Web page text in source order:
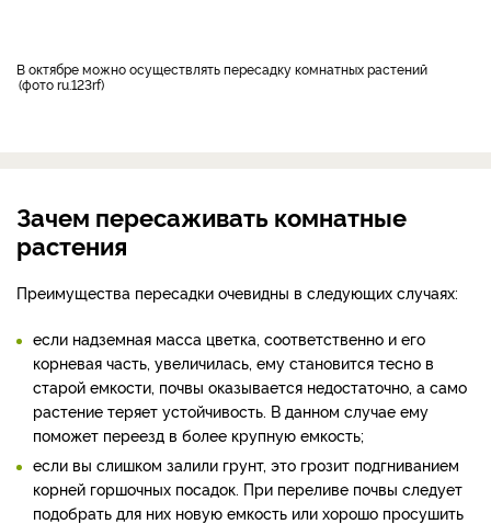
В октябре можно осуществлять пересадку комнатных растений
фото ru.123rf
Зачем пересаживать комнатные
растения
Преимущества пересадки очевидны в следующих случаях:
если надземная масса цветка, соответственно и его
корневая часть, увеличилась, ему становится тесно в
старой емкости, почвы оказывается недостаточно, а само
растение теряет устойчивость. В данном случае ему
поможет переезд в более крупную емкость;
если вы слишком залили грунт, это грозит подгниванием
корней горшочных посадок. При переливе почвы следует
подобрать для них новую емкость или хорошо просушить